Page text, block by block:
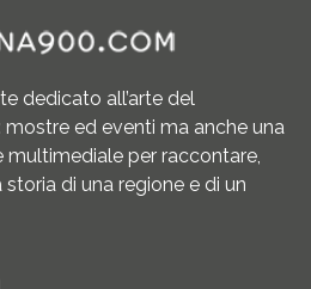
dedicato all’arte del
mostre ed eventi ma anche una
multimediale per raccontare,
di una regione e di un